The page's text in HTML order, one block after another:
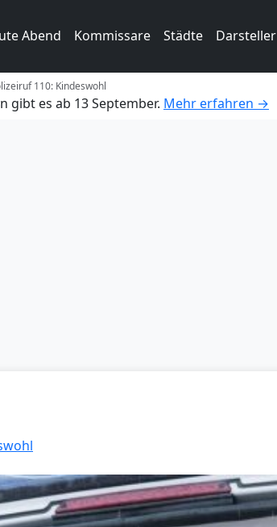
Abend Kommissare Städte Darsteller
110: Kindeswohl
gibt es ab 13 September. Mehr erfahren →